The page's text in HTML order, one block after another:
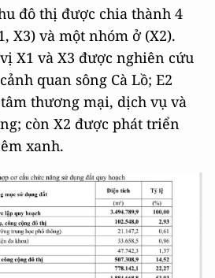
đô thị được chia thành 4
X3) và một nhóm ở (X2).
X1 và X3 được nghiên cứu
quan sông Cà Lồ; E2
thương mại, dịch vụ và
còn X2 được phát triển
xanh.